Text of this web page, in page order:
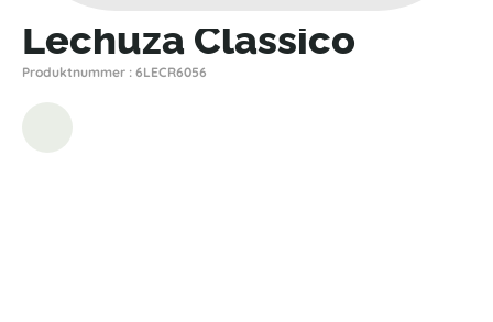
Lechuza Classico
Produktnummer : 6LECR6056